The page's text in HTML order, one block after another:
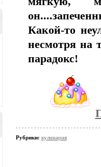
Какой-то
несмотря на
парадокс!
Рубрики: кулинария